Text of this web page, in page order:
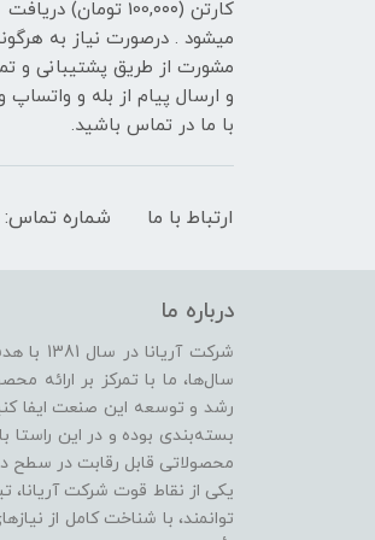
کارتن (100,۰۰۰ تومان) دریافت
میشود . درصورت نیاز به
مشورت از طریق پشتیبانی و
و ارسال پیام از بله و واتساپ
با ما در تماس باشید.
ارتباط با ما شماره تماس:
درباره ما
شرکت
سال‌ها، ما با تمرکز بر ارائه
رشد و توسعه این صنعت ایفا
بسته‌بندی بوده و در این راستا
محصولاتی قابل رقابت در سطح
یکی از نقاط قوت شرکت
توانمند، با شناخت کامل از